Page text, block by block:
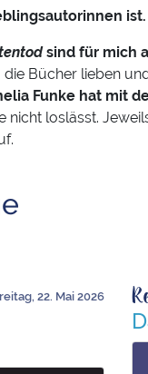
ist.
sind für mich
Bücher lieben
Funke hat mit
nicht loslässt.
22. Mai 2026